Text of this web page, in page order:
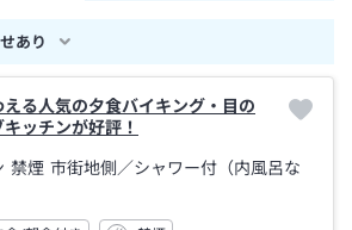
あり
る人気の夕食バイキング・目の
ッチンが好評！
禁煙 市街地側 ／シャワー付（内風呂な